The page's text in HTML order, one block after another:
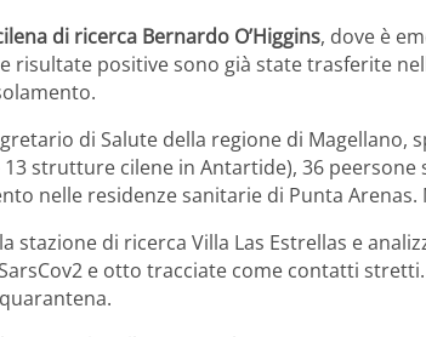
di ricerca Bernardo O’Higgins, dove è
risultate positive sono già state trasferite
di Salute della regione di Magellano,
13 strutture cilene in Antartide), 36
nelle residenze sanitarie di Punta Arenas.
stazione di ricerca Villa Las Estrellas e
e otto tracciate come contatti